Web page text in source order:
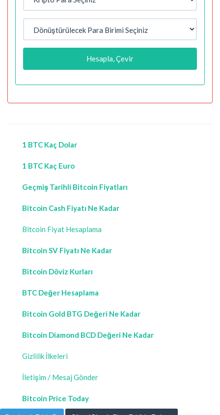
Hesapla, Çevir
1 BTC Kaç Dolar
1 BTC Kaç Euro
Geçmiş Tarihli Bitcoin Fiyatları
Bitcoin Cash Fiyatı Ne Kadar
Bitcoin Fiyat Hesaplama
Bitcoin SV Fiyatı Ne Kadar
Bitcoin Döviz Kurları
BTC Değer Hesaplama
Bitcoin Gold BTG Değeri Ne Kadar
Bitcoin Diamond BCD Değeri Ne Kadar
Gizlilik İlkeleri
İletişim / Mesaj Gönder
Bitcoin Price Today